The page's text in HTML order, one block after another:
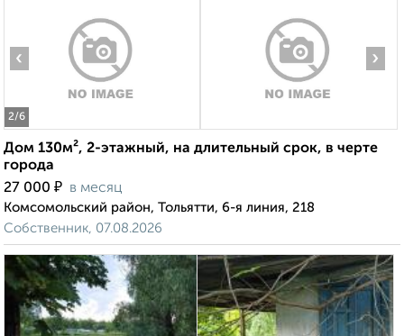
2/6
‹ ›
Дом 130м², 2-этажный, на длительный срок, в черте
города
27 000 ₽ в месяц
Комсомольский район, Тольятти, 6-я линия, 218
Собственник, 07.08.2026